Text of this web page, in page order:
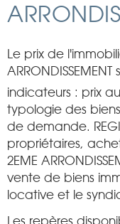
Le prix de
indicateurs : prix
typologie des
de demande.
propriétaires,
2EME
vente de biens
locative et le
Les repères